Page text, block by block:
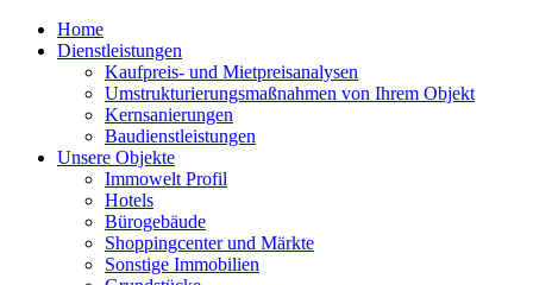
Home
Dienstleistungen
Kaufpreis- und Mietpreisanalysen
Umstrukturierungsmaßnahmen von Ihrem Objekt
Kernsanierungen
Baudienstleistungen
Unsere Objekte
Immowelt Profil
Hotels
Bürogebäude
Shoppingcenter und Märkte
Sonstige Immobilien